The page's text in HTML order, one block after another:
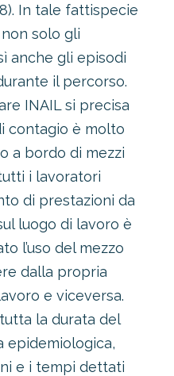
In tale fattispecie
solo gli
anche gli episodi
il percorso.
INAIL si precisa
contagio è molto
a bordo di mezzi
i lavoratori
di prestazioni da
luogo di lavoro è
l’uso del mezzo
dalla propria
e viceversa.
la durata del
epidemiologica,
e i tempi dettati